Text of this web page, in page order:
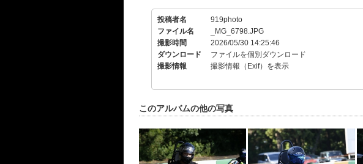
投稿者名
919photo
ファイル名
_MG_6798.JPG
撮影時間
2026/05/30 14:25:46
ダウンロード
ファイルを個別ダウンロード
撮影情報
撮影情報（Exif）を表示
このアルバムの他の写真